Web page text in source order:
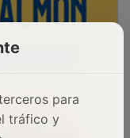
para
tráfico y